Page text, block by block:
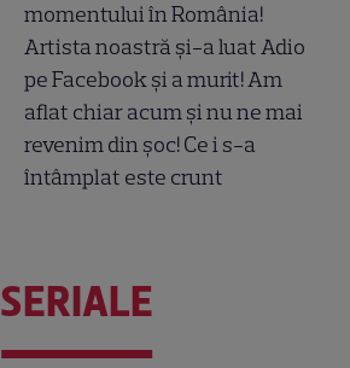
momentului în România!
Artista noastră și-a luat Adio
pe Facebook și a murit! Am
aflat chiar acum și nu ne mai
revenim din șoc! Ce i s-a
întâmplat este crunt
SERIALE